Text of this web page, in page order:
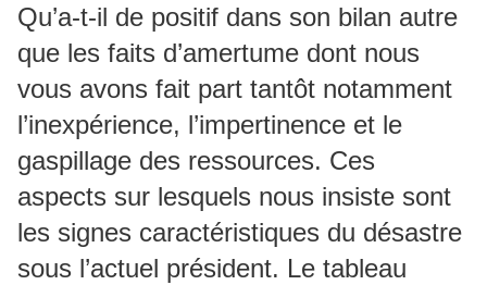
Qu’a-t-il de positif dans son bilan autre
que les faits d’amertume dont nous
vous avons fait part tantôt notamment
l’inexpérience, l’impertinence et le
gaspillage des ressources. Ces
aspects sur lesquels nous insiste sont
les signes caractéristiques du désastre
sous l’actuel président. Le tableau